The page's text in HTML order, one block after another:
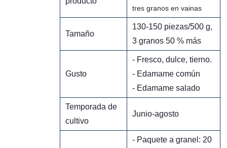
tres granos en vainas
Tamaño
130-150 piezas/500 g,
3 granos 50 % más
Gusto
- Fresco, dulce, tierno.
- Edamame común
- Edamame salado
Temporada de
cultivo
Junio-agosto
- Paquete a granel: 20